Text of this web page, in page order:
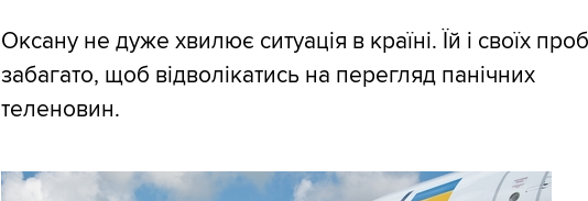
Оксану не дуже хвилює ситуація в країні. Їй і своїх
забагато, щоб відволікатись на перегляд панічних
теленовин.